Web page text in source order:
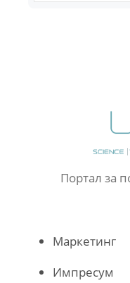
Портал за
Маркетинг
Импресум